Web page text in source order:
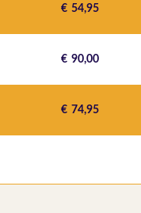
€ 54,95
€ 90,00
€ 74,95